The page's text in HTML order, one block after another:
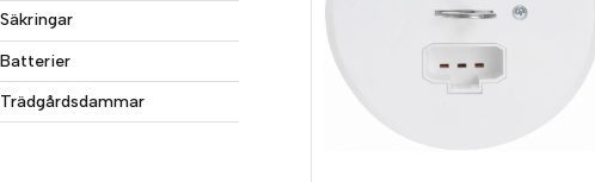
Säkringar
Batterier
Trädgårdsdammar